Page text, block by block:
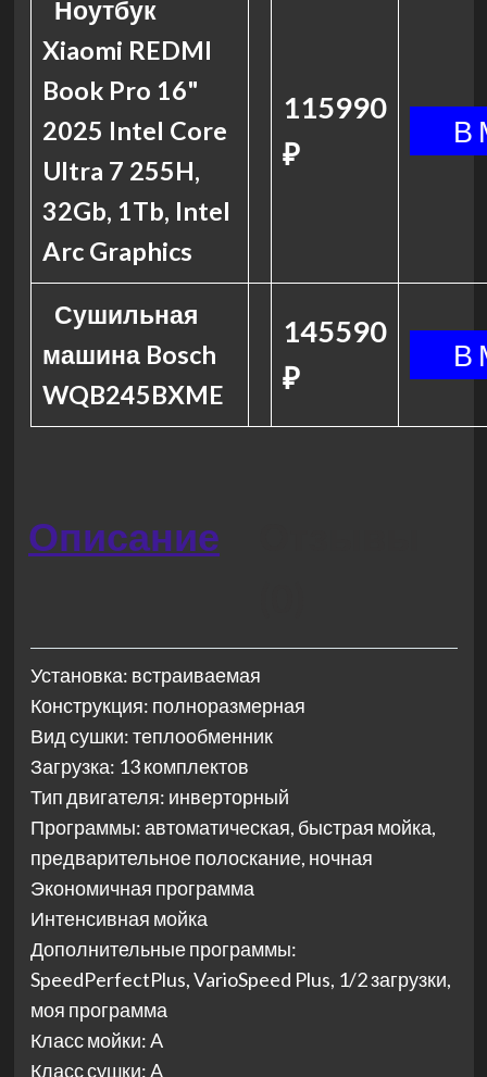
Ноутбук
Xiaomi REDMI
Book Pro 16"
2025 Intel Core
Ultra 7 255H,
32Gb, 1Tb, Intel
Arc Graphics
115990
₽
Сушильная
машина Bosch
WQB245BXME
145590
₽
Описание
Установка: встраиваемая
Конструкция: полноразмерная
Вид сушки: теплообменник
Загрузка: 13 комплектов
Тип двигателя: инверторный
Программы: автоматическая, быстрая мойка,
предварительное полоскание, ночная
Экономичная программа
Интенсивная мойка
Дополнительные программы:
SpeedPerfectPlus, VarioSpeed Plus, 1/2 загрузки,
моя программа
Класс мойки: A
Класс сушки: A